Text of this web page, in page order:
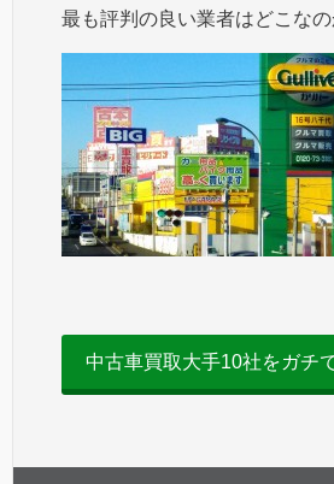
最も評判の良い業者はどこなの
中古車買取大手10社をガチ